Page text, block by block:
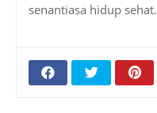
senantiasa hidup sehat.